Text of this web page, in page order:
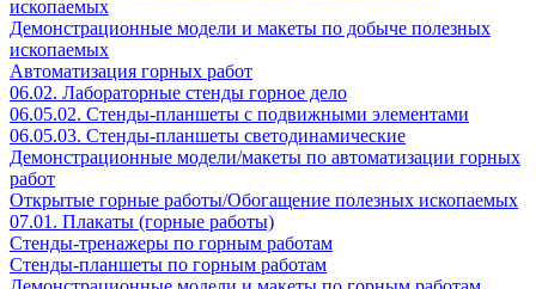
ископаемых
Демонстрационные модели и макеты по добыче полезных
ископаемых
Автоматизация горных работ
06.02. Лабораторные стенды горное дело
06.05.02. Стенды-планшеты с подвижными элементами
06.05.03. Стенды-планшеты светодинамические
Демонстрационные модели/макеты по автоматизации горных
работ
Открытые горные работы/Обогащение полезных ископаемых
07.01. Плакаты (горные работы)
Стенды-тренажеры по горным работам
Стенды-планшеты по горным работам